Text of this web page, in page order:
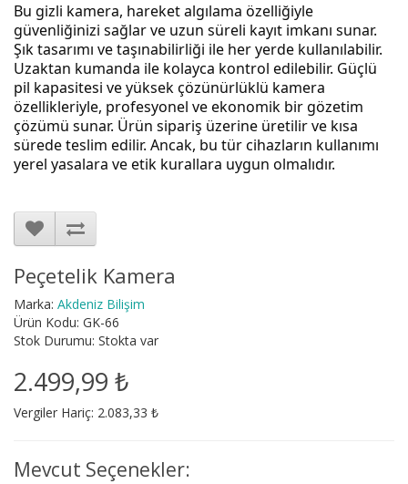
Bu gizli kamera, hareket algılama özelliğiyle
güvenliğinizi sağlar ve uzun süreli kayıt imkanı sunar.
Şık tasarımı ve taşınabilirliği ile her yerde kullanılabilir.
Uzaktan kumanda ile kolayca kontrol edilebilir. Güçlü
pil kapasitesi ve yüksek çözünürlüklü kamera
özellikleriyle, profesyonel ve ekonomik bir gözetim
çözümü sunar. Ürün sipariş üzerine üretilir ve kısa
sürede teslim edilir. Ancak, bu tür cihazların kullanımı
yerel yasalara ve etik kurallara uygun olmalıdır.
Peçetelik Kamera
Marka: Akdeniz Bilişim
Ürün Kodu: GK-66
Stok Durumu: Stokta var
2.499,99 ₺
Vergiler Hariç: 2.083,33 ₺
Mevcut Seçenekler: